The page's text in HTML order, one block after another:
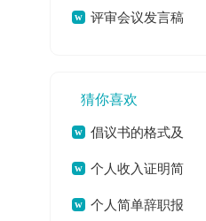
文共3292字]
同多篇[本文共2622
评审会议发言稿
猜你喜欢
倡议书的格式及
写法新版多篇[本文
共4386字]
个人收入证明简
单【通用多篇】[本
个人简单辞职报